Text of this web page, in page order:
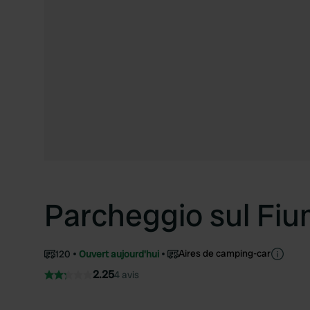
Parcheggio sul
120 Ouvert aujourd'hui Aires de camping-car
2.254 avis